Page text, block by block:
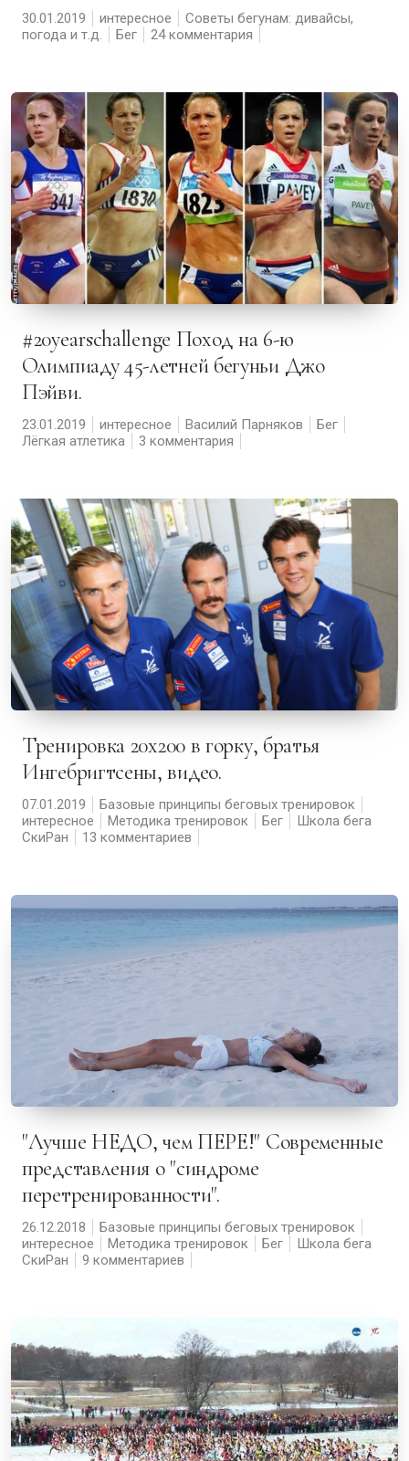
30.01.2019 интересное
Советы бегунам: дивайсы,
погода и т.д.
Бег 24 комментария
#20yearschallenge Поход на 6-ю
Олимпиаду 45-летней бегуньи Джо
Пэйви.
23.01.2019 интересное Василий Парняков
Бег
Лёгкая атлетика
3 комментария
Тренировка 20х200 в горку, братья
Ингебригтсены, видео.
07.01.2019
Базовые принципы беговых тренировок
интересное
Методика тренировок Бег
Школа бега
СкиРан
13 комментариев
"Лучше НЕДО, чем ПЕРЕ!" Современные
представления о "синдроме
перетренированности".
26.12.2018
Базовые принципы беговых тренировок
интересное
Методика тренировок Бег
Школа бега
СкиРан
9 комментариев